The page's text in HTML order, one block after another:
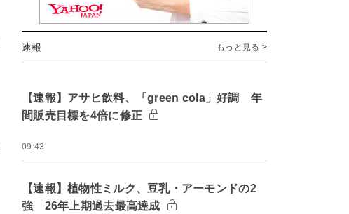
速報 もっと見る >
【速報】アサヒ飲料、「green cola」好調 年
間販売目標を4倍に修正
09:43
【速報】植物性ミルク、豆乳・アーモンドの2
強 26年上期過去最高達成